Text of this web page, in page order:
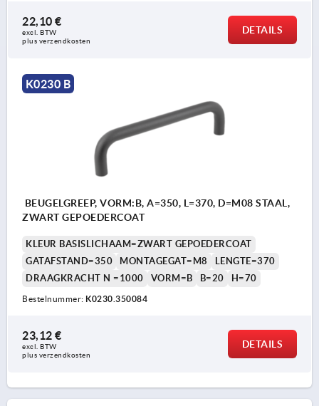
22,10 €
excl. BTW
plus verzendkosten
DETAILS
K0230 B
BEUGELGREEP, VORM:B, A=350, L=370, D=M08 STAAL,
ZWART GEPOEDERCOAT
KLEUR BASISLICHAAM=ZWART GEPOEDERCOAT
GATAFSTAND=350
MONTAGEGAT=M8
LENGTE=370
DRAAGKRACHT N =1000
VORM=B B=20 H=70
Bestelnummer: K0230.350084
23,12 €
excl. BTW
plus verzendkosten
DETAILS